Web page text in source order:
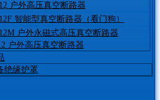
户外高压真空断路器
智能型真空断路器（看门狗）
户外永磁式高压真空断路器
户外高压真空断路器
绝缘护罩